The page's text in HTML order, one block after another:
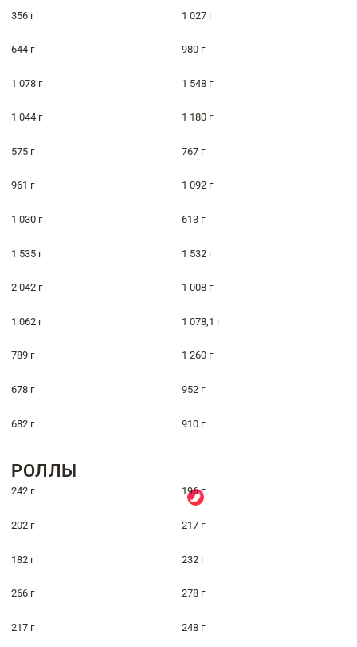
356 г 1 027 г
644 г 980 г
1 078 г 1 548 г
1 044 г 1 180 г
575 г 767 г
961 г 1 092 г
1 030 г 613 г
1 535 г 1 532 г
2 042 г 1 008 г
1 062 г 1 078,1 г
789 г 1 260 г
678 г 952 г
682 г 910 г
РОЛЛЫ
242 г 196 г
202 г 217 г
182 г 232 г
266 г 278 г
217 г 248 г